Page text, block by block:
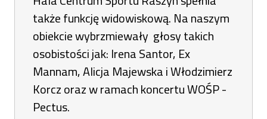
także funkcję widowiskową. Na naszym
obiekcie wybrzmiewały głosy takich
osobistości jak: Irena Santor, Ex
Mannam, Alicja Majewska i Włodzimierz
Korcz oraz w ramach koncertu WOŚP -
Pectus.